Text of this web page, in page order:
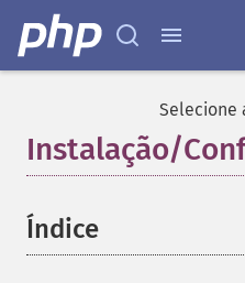
Selecione
Instalação/
Índice